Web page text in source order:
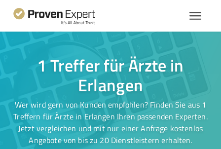
1 Treffer für Ärzte in
Erlangen
Wer wird gern von Kunden empfohlen? Finden Sie aus 1
Treffern für Ärzte in Erlangen Ihren passenden Experten.
Jetzt vergleichen und mit nur einer Anfrage kostenlos
Angebote von bis zu 20 Dienstleistern erhalten.